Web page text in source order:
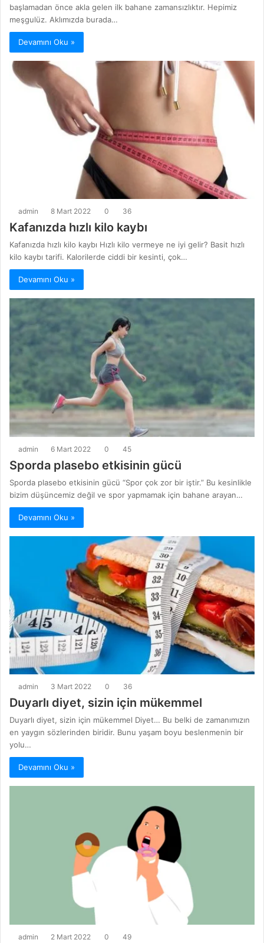
başlamadan önce akla gelen ilk bahane zamansızlıktır. Hepimiz
meşgulüz. Aklımızda burada…
Devamını Oku »
admin 8 Mart 2022 0 36
Kafanızda hızlı kilo kaybı
Kafanızda hızlı kilo kaybı Hızlı kilo vermeye ne iyi gelir? Basit hızlı
kilo kaybı tarifi. Kalorilerde ciddi bir kesinti, çok…
Devamını Oku »
admin 6 Mart 2022 0 45
Sporda plasebo etkisinin gücü
Sporda plasebo etkisinin gücü “Spor çok zor bir iştir.” Bu kesinlikle
bizim düşüncemiz değil ve spor yapmamak için bahane arayan…
Devamını Oku »
admin 3 Mart 2022 0 36
Duyarlı diyet, sizin için mükemmel
Duyarlı diyet, sizin için mükemmel Diyet… Bu belki de zamanımızın
en yaygın sözlerinden biridir. Bunu yaşam boyu beslenmenin bir
yolu…
Devamını Oku »
admin 2 Mart 2022 0 49